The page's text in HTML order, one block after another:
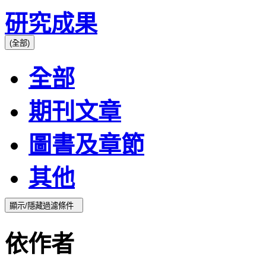
研究成果
(全部)
全部
期刊文章
圖書及章節
其他
依作者